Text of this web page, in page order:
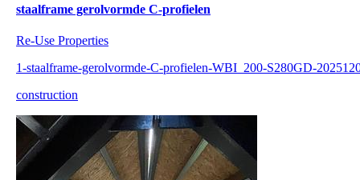
staalframe gerolvormde C-profielen
Re-Use Properties
1-staalframe-gerolvormde-C-profielen-WBI_200-S280GD-
construction